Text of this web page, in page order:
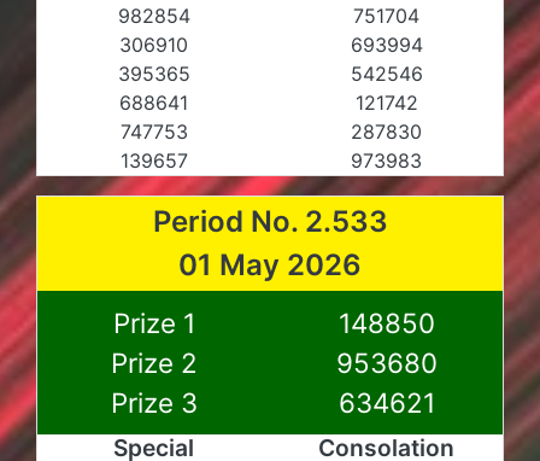
982854
306910
395365
688641
747753
139657
751704
693994
542546
121742
287830
973983
Period No. 2.533
01 May 2026
Prize 1
148850
Prize 2
953680
Prize 3
634621
Special Consolation